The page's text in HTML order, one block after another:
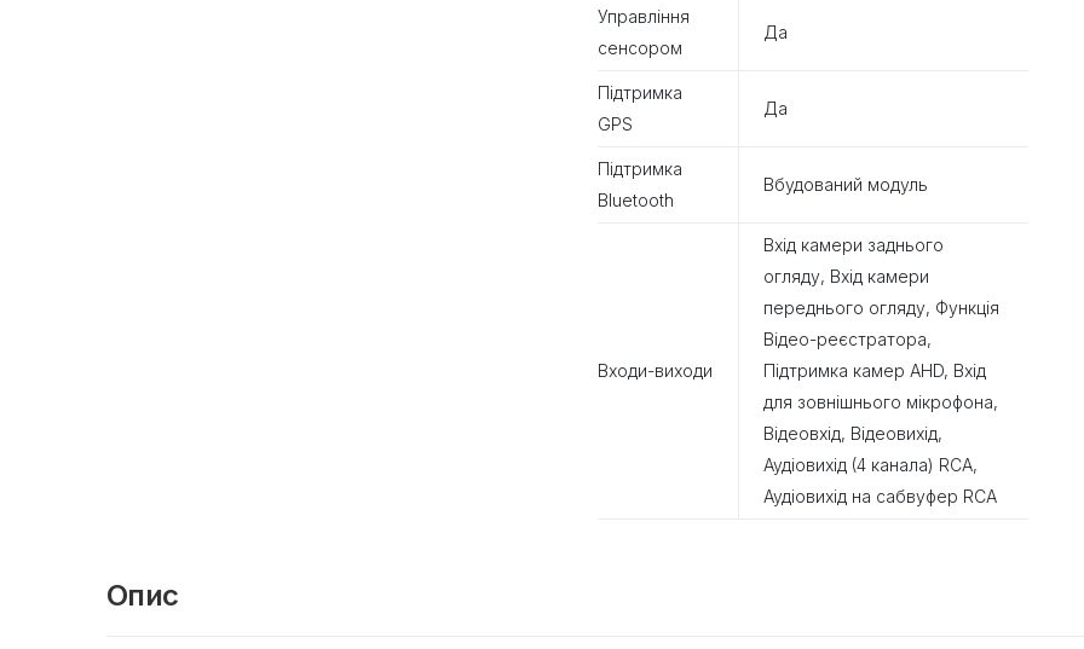
Управління
сенсором
Да
Підтримка
GPS
Да
Підтримка
Bluetooth
Вбудований модуль
Входи-виходи
Вхід камери заднього
огляду, Вхід камери
переднього огляду, Функція
Відео-реєстратора,
Підтримка камер AHD, Вхід
для зовнішнього мікрофона,
Відеовхід, Відеовихід,
Аудіовихід (4 канала) RCA,
Аудіовихід на сабвуфер RCA
Опис